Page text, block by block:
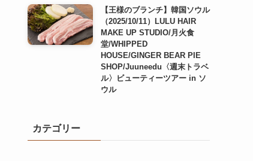
【王様のブランチ】韓国ソウル
（2025/10/11）LULU HAIR
MAKE UP STUDIO/月火食
堂/WHIPPED
HOUSE/GINGER BEAR PIE
SHOP/Juuneedu〈週末トラベ
ル〉ビューティーツアー in ソ
ウル
カテゴリー